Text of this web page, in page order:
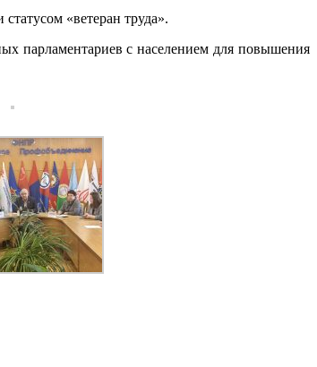
«ветеран труда».
парламентариев с населением для повышения